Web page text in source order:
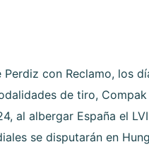
con Reclamo, los
de tiro,
al albergar España el
se disputarán en